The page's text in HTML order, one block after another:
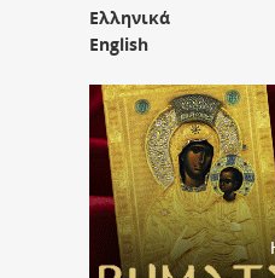
Ελληνικά
English